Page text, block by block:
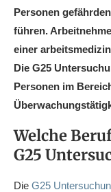
Personen
führen.
einer
Die G25
Personen im
Welche
G25
Die G25